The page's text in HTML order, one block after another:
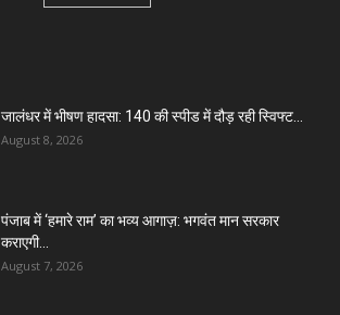
जालंधर में भीषण हादसा: 140 की स्पीड में दौड़ रही स्विफ्ट...
August 8, 2026
पंजाब में ‘हमारे राम’ का भव्य आगाज़: भगवंत मान सरकार
कराएगी...
August 7, 2026